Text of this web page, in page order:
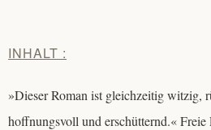
INHALT :
»Dieser Roman ist gleichzeitig witzig,
hoffnungsvoll und erschütternd.« Freie